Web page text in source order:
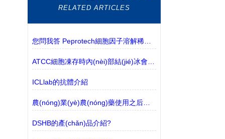
RELATED ARTICLES
您問我答 Peprotech細胞因子溶解稀釋常見問題
ICLlab的抗體介紹
農(nóng)業(yè)農(nóng)藥使用之后的去向和環(huán)境分析
DSHB的產(chǎn)品介紹?